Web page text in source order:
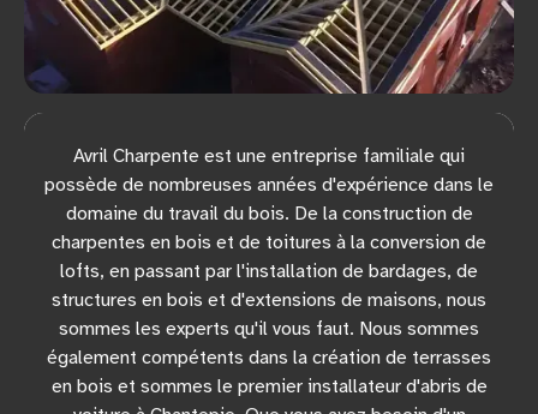
Avril Charpente est une entreprise familiale qui
possède de nombreuses années d'expérience dans le
domaine du travail du bois. De la construction de
charpentes en bois et de toitures à la conversion de
lofts, en passant par l'installation de bardages, de
structures en bois et d'extensions de maisons, nous
sommes les experts qu'il vous faut. Nous sommes
également compétents dans la création de terrasses
en bois et sommes le premier installateur d'abris de